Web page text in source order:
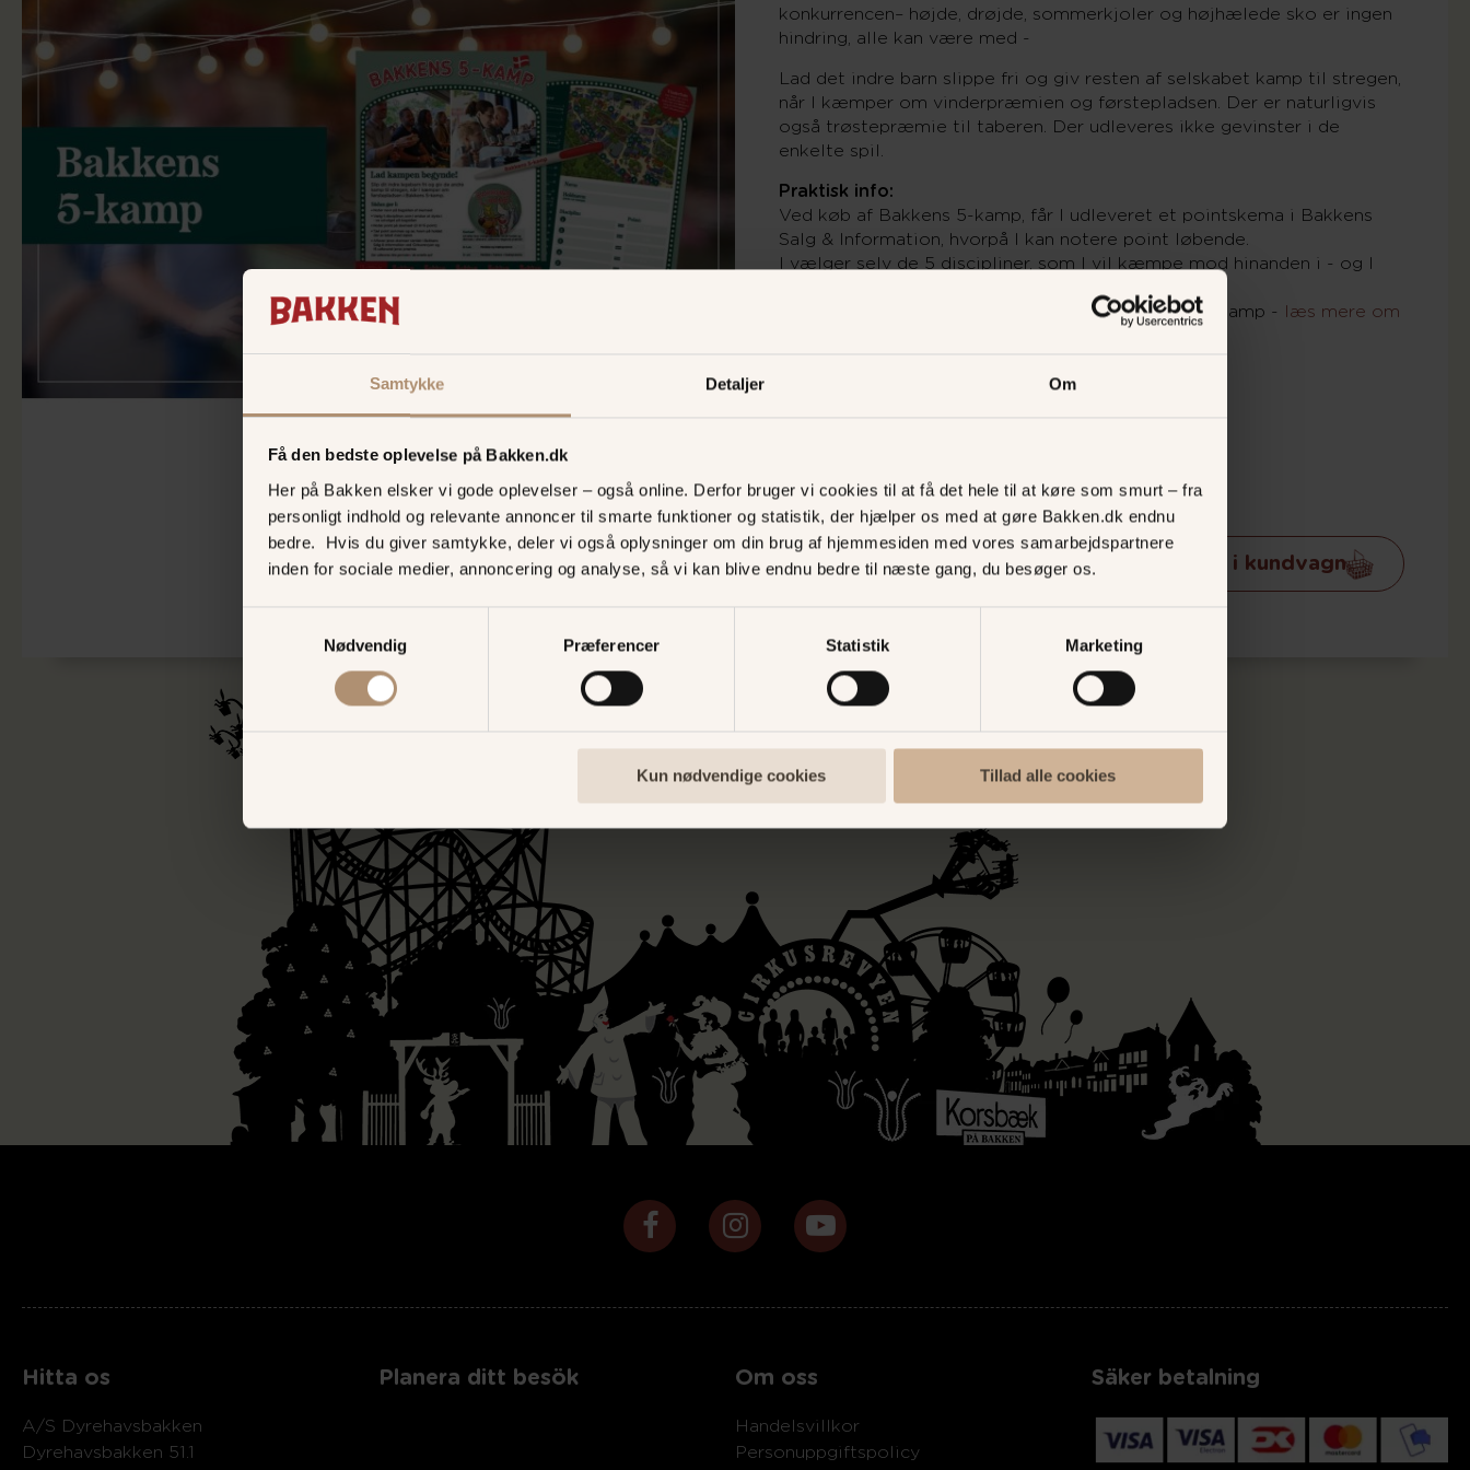
Samtykke Detaljer Om
Få den bedste oplevelse på Bakken.dk
Her på Bakken elsker vi gode oplevelser – også online. Derfor bruger vi cookies til at få det hele til at køre som smurt – fra
personligt indhold og relevante annoncer til smarte funktioner og statistik, der hjælper os med at gøre Bakken.dk endnu
bedre. Hvis du giver samtykke, deler vi også oplysninger om din brug af hjemmesiden med vores samarbejdspartnere
inden for sociale medier, annoncering og analyse, så vi kan blive endnu bedre til næste gang, du besøger os.
Nødvendig
Præferencer Statistik Marketing
Kun nødvendige cookies Tillad alle cookies
konkurrencen– højde, drøjde, sommerkjoler og højhælede sko er ingen
hindring, alle kan være med -
Lad det indre barn slippe fri og giv resten af selskabet kamp til stregen,
når I kæmper om vinderpræmien og førstepladsen. Der er naturligvis
også trøstepræmie til taberen. Der udleveres ikke gevinster i de
enkelte spil.
Praktisk info:
Ved køb af Bakkens 5-kamp, får I udleveret et pointskema i Bakkens
Salg & Information, hvorpå I kan notere point løbende.
I vælger selv de 5 discipliner, som I vil kæmpe mod hinanden i - og I
Se hvilke spil, der kan vælges mellem i Bakkens 5-kamp -
læs mere om
139,00
Antal
Lägg till i kundvagn
Hitta os
A/S Dyrehavsbakken
Dyrehavsbakken 51.1
Planera ditt besök Om oss
Handelsvillkor
Personuppgiftspolicy
Säker betalning